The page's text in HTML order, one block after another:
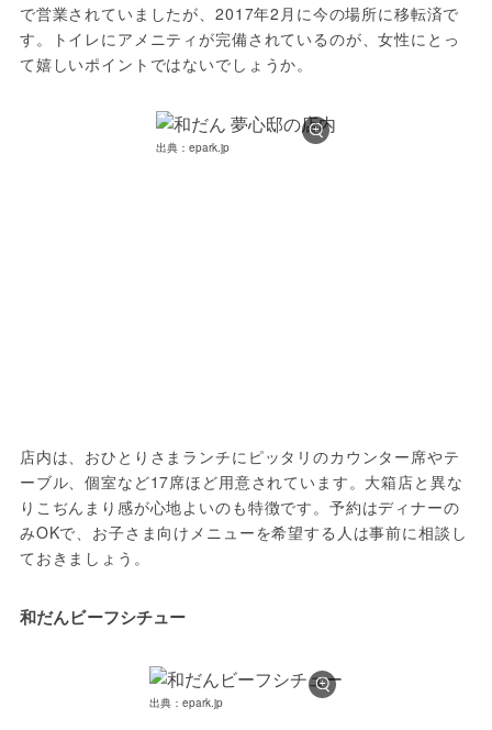
で営業されていましたが、2017年2月に今の場所に移転済で
す。トイレにアメニティが完備されているのが、女性にとっ
て嬉しいポイントではないでしょうか。
出典：epark.jp
店内は、おひとりさまランチにピッタリのカウンター席やテ
ーブル、個室など17席ほど用意されています。大箱店と異な
りこぢんまり感が心地よいのも特徴です。予約はディナーの
みOKで、お子さま向けメニューを希望する人は事前に相談し
ておきましょう。
和だんビーフシチュー
出典：epark.jp